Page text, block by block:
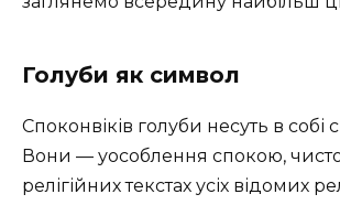
Голуби як символ
Споконвіків голуби несуть в собі
Вони — уособлення спокою,
релігійних текстах усіх відомих